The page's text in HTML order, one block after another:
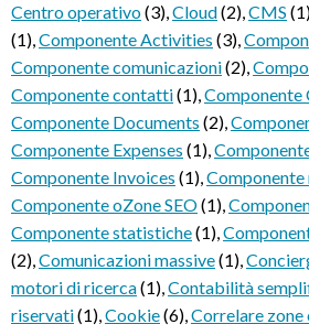
Centro operativo(3),Cloud(2),CMS
(1),Componente Activities (3),
Componente comunicazioni(2),
Componente contatti(1),Componente
Componente Documents (2),
Componente Expenses (1),
Componente Invoices (1),
Componente oZone SEO(1),
Componente statistiche(1),
(2),Comunicazioni massive(1),
motori di ricerca(1),Contabilità
riservati(1),Cookie(6),Correlare zone